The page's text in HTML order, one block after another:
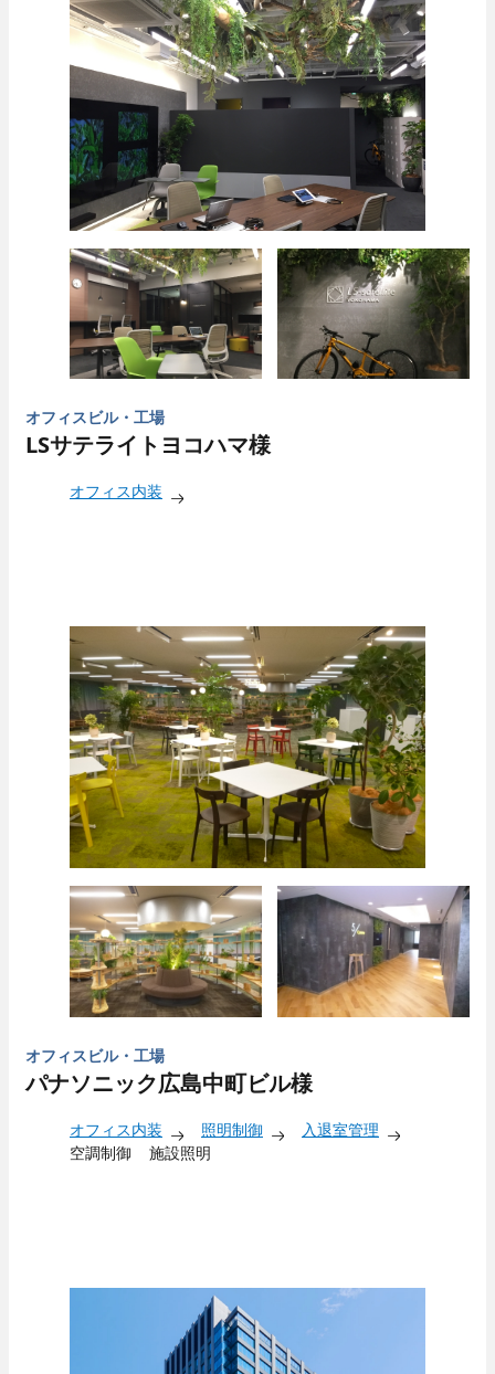
オフィスビル・工場
LSサテライトヨコハマ様
オフィス内装
オフィスビル・工場
パナソニック広島中町ビル様
オフィス内装 照明制御
入退室管理
空調制御
施設照明